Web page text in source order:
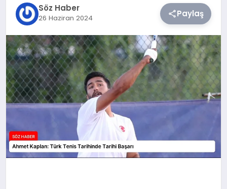
SIYASETSöz Haber
26 Haziran 2024 Paylaş